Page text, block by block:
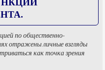
по общественно-
отражены личные взгляды
как точка зрения